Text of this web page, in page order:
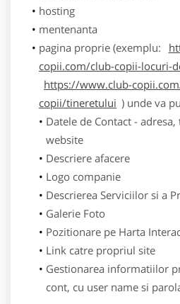
hosting
mentenanta
pagina proprie (exemplu:
copii.com/club-copii-locuri-
https://www.club-
copii/tineretului ) unde va
Datele de Contact -
website
Descriere afacere
Logo companie
Descrierea Serviciilor si a
Galerie Foto
Pozitionare pe Harta
Link catre propriul site
Gestionarea informatiilor
cont, cu user name si